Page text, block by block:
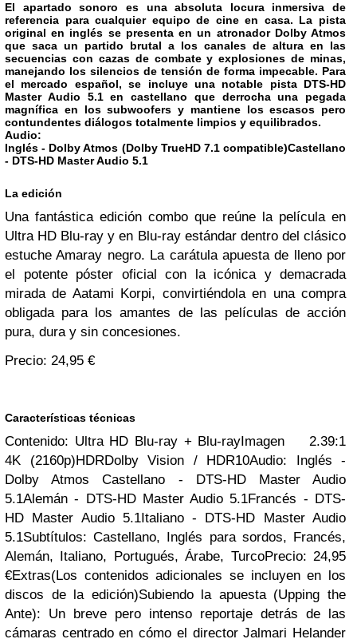
El apartado sonoro es una absoluta locura inmersiva de
referencia para cualquier equipo de cine en casa. La pista
original en inglés se presenta en un atronador Dolby Atmos
que saca un partido brutal a los canales de altura en las
secuencias con cazas de combate y explosiones de minas,
manejando los silencios de tensión de forma impecable. Para
el mercado español, se incluye una notable pista DTS-HD
Master Audio 5.1 en castellano que derrocha una pegada
magnífica en los subwoofers y mantiene los escasos pero
contundentes diálogos totalmente limpios y equilibrados.
Audio:
Inglés - Dolby Atmos (Dolby TrueHD 7.1 compatible)Castellano
- DTS-HD Master Audio 5.1
La edición
Una fantástica edición combo que reúne la película en
Ultra HD Blu-ray y en Blu-ray estándar dentro del clásico
estuche Amaray negro. La carátula apuesta de lleno por
el potente póster oficial con la icónica y demacrada
mirada de Aatami Korpi, convirtiéndola en una compra
obligada para los amantes de las películas de acción
pura, dura y sin concesiones.
Precio: 24,95 €
Características técnicas
Contenido: Ultra HD Blu-ray + Blu-rayImagen
2.39:1
4K (2160p)HDRDolby Vision / HDR10Audio: Inglés -
Dolby AtmosCastellano - DTS-HD Master Audio
5.1Alemán - DTS-HD Master Audio 5.1Francés - DTS-
HD Master Audio 5.1Italiano - DTS-HD Master Audio
5.1Subtítulos: Castellano, Inglés para sordos, Francés,
Alemán, Italiano, Portugués, Árabe, TurcoPrecio: 24,95
€Extras(Los contenidos adicionales se incluyen en los
discos de la edición)Subiendo la apuesta (Upping the
Ante): Un breve pero intenso reportaje detrás de las
cámaras centrado en cómo el director Jalmari Helander